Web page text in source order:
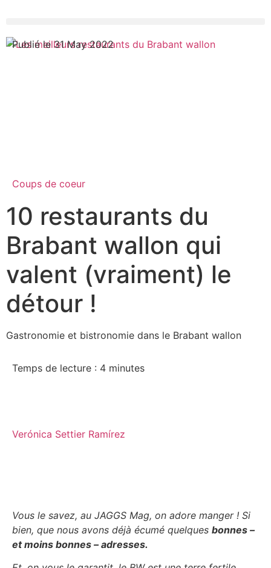
Coups de coeur
10 restaurants du
Brabant wallon qui
valent (vraiment) le
détour !
Gastronomie et bistronomie dans le Brabant wallon
Verónica Settier Ramírez
Temps de lecture : 4 minutes
Publié le 31 May 2022
Vous le savez, au JAGGS Mag, on adore manger ! Si
bien, que nous avons déjà écumé quelques bonnes –
et moins bonnes – adresses.